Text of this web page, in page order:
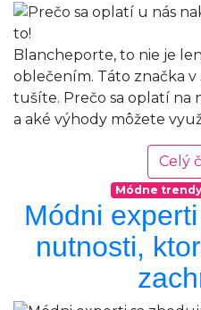
Blancheporte, to nie je
oblečením. Táto značka v
tušíte. Prečo sa oplatí na
a aké výhody môžete
Celý
Módne trendy
Módni
nutnosti,